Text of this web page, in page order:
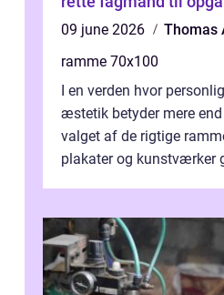
09 june 2026
Thomas
ramme 70x100
I en verden hvor
æstetik betyder mere
valget af de rigtige
plakater og kunstværker